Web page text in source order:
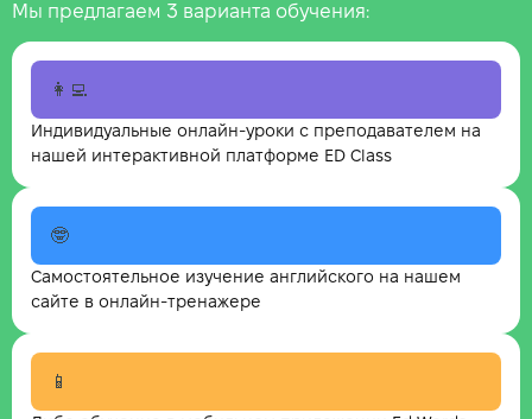
Мы предлагаем 3 варианта обучения:
👩‍💻
Индивидуальные онлайн-уроки с преподавателем на
нашей интерактивной платформе ED Class
🤓
Самостоятельное изучение английского на нашем
сайте в онлайн-тренажере
📱